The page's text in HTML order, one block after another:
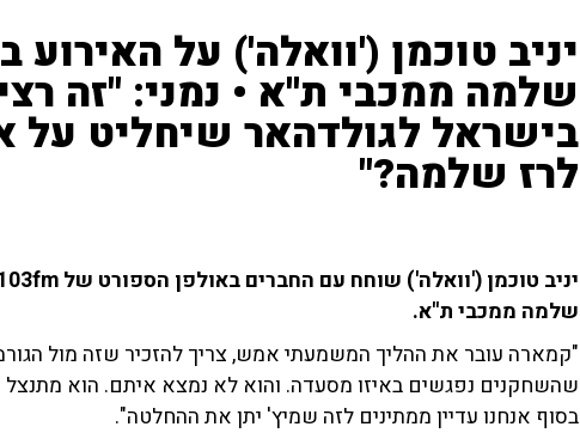
יניב טוכמן ('וואלה') על האירוע
שלמה ממכבי ת''א • נמני: "זה
בישראל לגולדהאר שיחליט על
לרז שלמה?"
שלמה ממכבי ת''א.
"קמארה עובר את ההליך המשמעתי אמש, צריך להזכיר שזה מול
שהשחקנים נפגשים באיזו מסעדה. והוא לא נמצא איתם. הוא מתנצל
בסוף אנחנו עדיין ממתינים לזה שמיץ' יתן את ההחלטה".